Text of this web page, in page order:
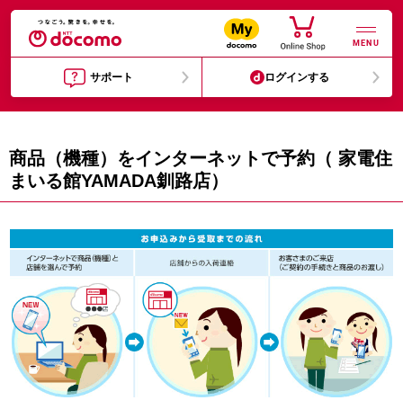
MENU
サポート ログインする
商品（機種）をインターネットで予約（ 家電住
まいる館YAMADA釧路店）